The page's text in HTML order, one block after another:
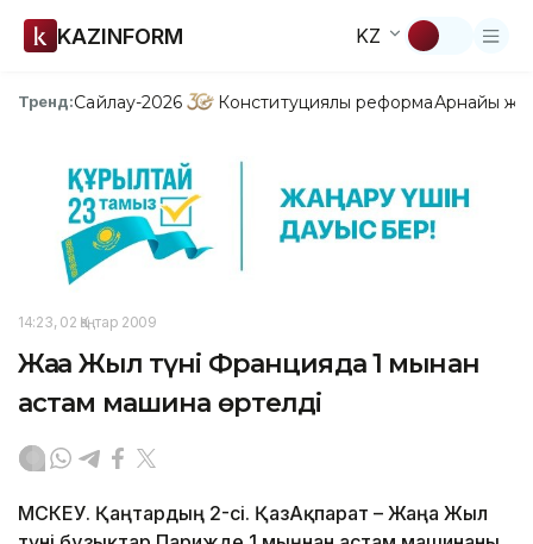
KAZINFORM KZ
Тренд:Сайлау-2026 Конституциялық реформаАрнайы
14:23, 02 Қаңтар 2009
Жаңа Жыл түні Францияда 1 мыңнан
астам машина өртелді
МӘСКЕУ. Қаңтардың 2-сі. ҚазАқпарат – Жаңа Жыл